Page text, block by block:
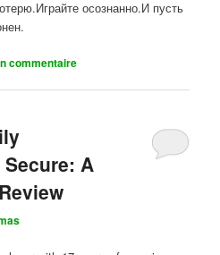
осознанно.И пусть
commentaire
A